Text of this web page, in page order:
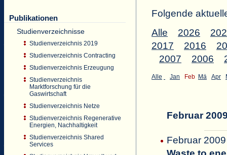
Publikationen
Studienverzeichnisse
Studienverzeichnis 2019
Studienverzeichnis Contracting
Studienverzeichnis Erzeugung
Studienverzeichnis
Marktforschung für die
Gaswirtschaft
Studienverzeichnis Netze
Studienverzeichnis Regenerative
Energien, Nachhaltigkeit
Studienverzeichnis Shared
Services
Folgende
Alle
2026
2017
2016
2007
2006
Alle Jan Feb Mä Apr
Februar
Februar